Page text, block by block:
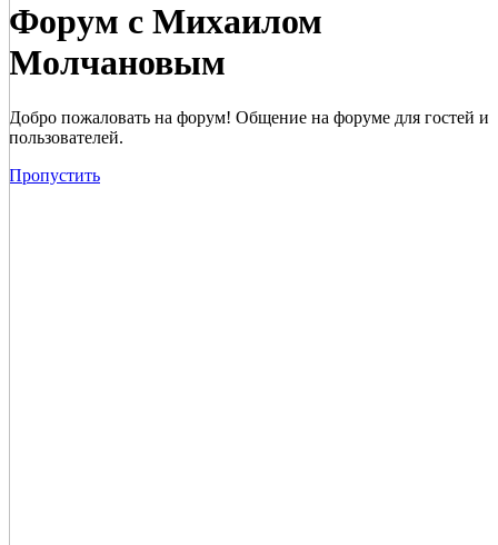
Форум с Михаилом
Молчановым
Добро пожаловать на форум! Общение на форуме для гостей и
пользователей.
Пропустить